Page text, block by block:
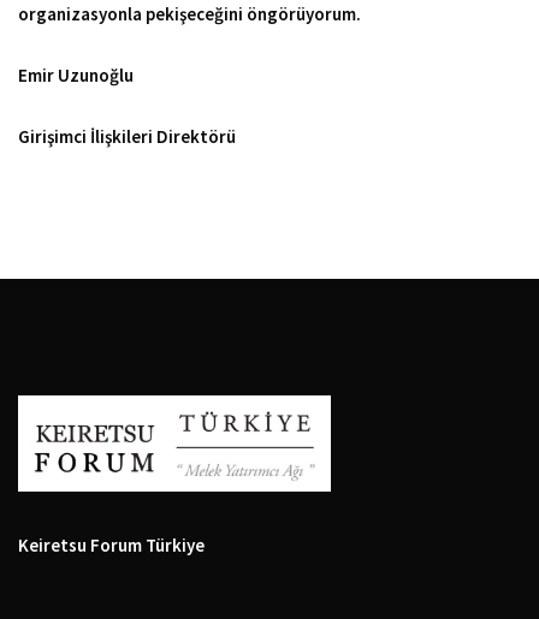
organizasyonla pekişeceğini öngörüyorum.
Emir Uzunoğlu
Girişimci İlişkileri Direktörü
Keiretsu Forum Türkiye